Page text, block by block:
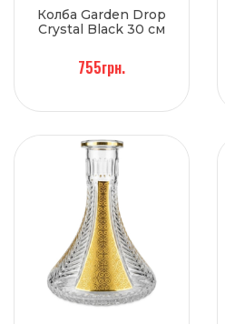
Колба Garden Drop
Crystal Black 30 см
755грн.